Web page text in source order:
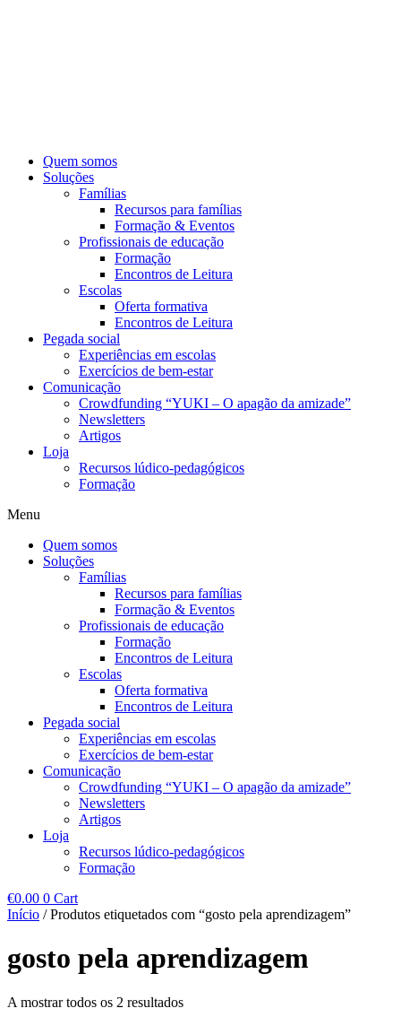
Quem somos
Soluções
Famílias
Recursos para famílias
Formação & Eventos
Profissionais de educação
Formação
Encontros de Leitura
Escolas
Oferta formativa
Encontros de Leitura
Pegada social
Experiências em escolas
Exercícios de bem-estar
Comunicação
Crowdfunding “YUKI – O apagão da amizade”
Newsletters
Artigos
Loja
Recursos lúdico-pedagógicos
Formação
Menu
Quem somos
Soluções
Famílias
Recursos para famílias
Formação & Eventos
Profissionais de educação
Formação
Encontros de Leitura
Escolas
Oferta formativa
Encontros de Leitura
Pegada social
Experiências em escolas
Exercícios de bem-estar
Comunicação
Crowdfunding “YUKI – O apagão da amizade”
Newsletters
Artigos
Loja
Recursos lúdico-pedagógicos
Formação
€0.00 0 Cart
Início / Produtos etiquetados com “gosto pela aprendizagem”
gosto pela aprendizagem
A mostrar todos os 2 resultados